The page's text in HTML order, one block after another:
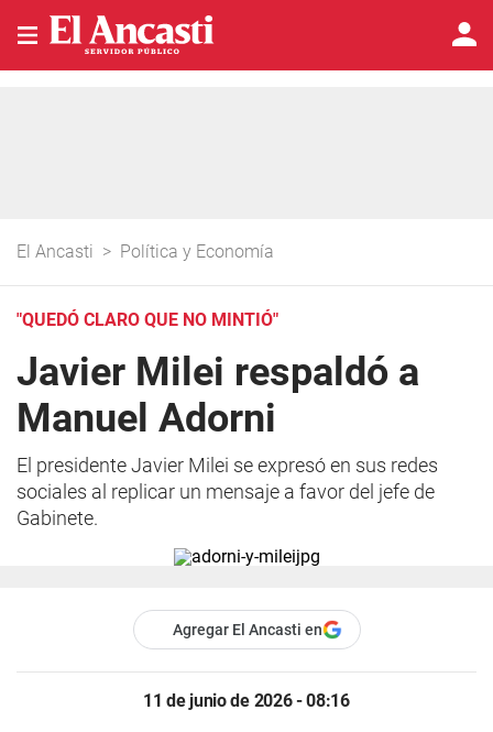
El Ancasti > Política y Economía
"QUEDÓ CLARO QUE NO MINTIÓ"
Javier Milei respaldó a
Manuel Adorni
El presidente Javier Milei se expresó en sus redes
sociales al replicar un mensaje a favor del jefe de
Gabinete.
Agregar El Ancasti en
11 de junio de 2026 - 08:16